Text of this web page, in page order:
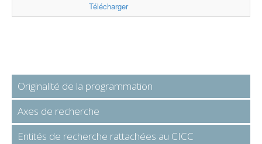
Télécharger
Originalité de la programmation
Axes de recherche
Entités de recherche rattachées au CICC